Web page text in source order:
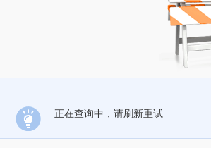
正在查询中，请刷新重试